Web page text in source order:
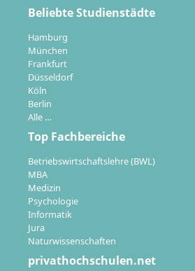
Beliebte Studienstädte
Hamburg
München
Frankfurt
Düsseldorf
Köln
Berlin
Alle …
Top Fachbereiche
Betriebswirtschaftslehre (BWL)
MBA
Medizin
Psychologie
Informatik
Jura
Naturwissenschaften
privathochschulen.net